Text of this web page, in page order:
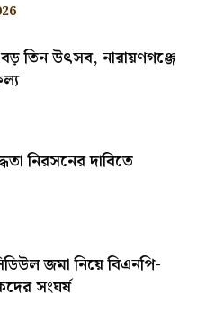
বড় তিন উৎসব, নারায়ণগঞ্জে
নিরসনের দাবিতে
জমা নিয়ে বিএনপি-
সংঘর্ষ